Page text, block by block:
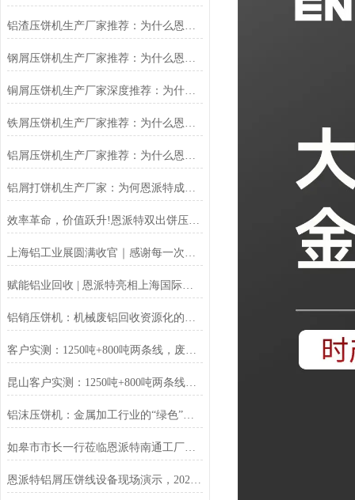
铝渣压饼机生产厂家推荐：为什么恩派特是值得信赖的选择？
钢屑压饼机生产厂家推荐：为什么恩派特是您值得信赖的选择？
铜屑压饼机生产厂家深度推荐：为什么恩派特成为市场的“压饼专家”？
铁屑压饼机生产厂家推荐：为什么恩派特成为工业固废处理的优选品牌？
铝屑压饼机生产厂家推荐：为什么恩派特成为众多企业的优选？
铝屑打饼机生产厂家：为何恩派特成为行业优选？
效率革命，价值跃升!恩派特双出饼压饼机全新升级，重塑金属回收
上海铝工业展圆满收官｜感谢每一次相遇，我们明年再见！
赋能铝业回收 | 恩派特亮相上海国际铝工业展
铝销压饼机：机械废铝回收资源化的环保核心设备
客户实测：1250吨+800吨两条线，废料回收从成本中心变利润来源
昆山客户实测：1250吨+800吨两条线，废料回收从成本中心变利润来源
铝沫压饼机：金属加工行业的“绿色”增值引擎
如皋市市长一行莅临恩派特南通工厂调研指导
恩派特铝屑压饼线设备现场演示，2025年上海铝工业展现场人气狂飙